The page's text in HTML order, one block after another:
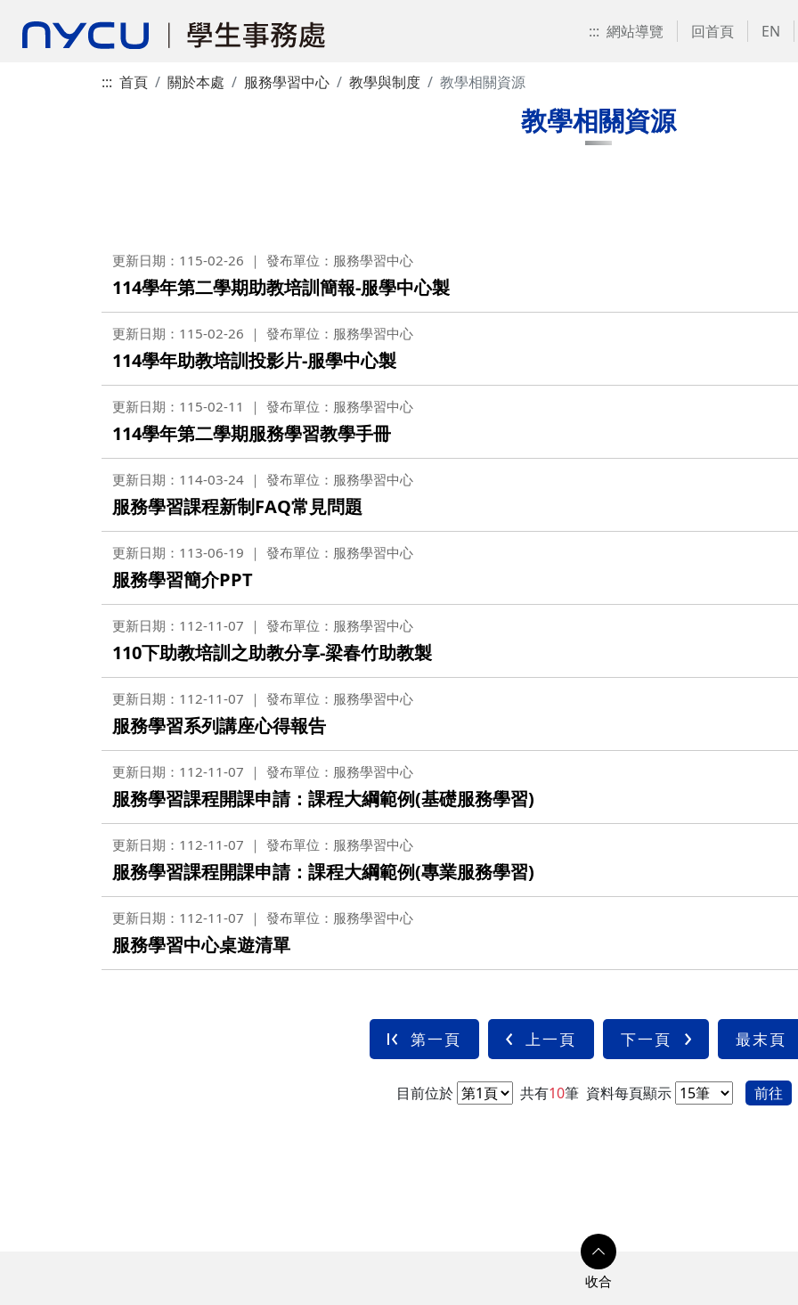
::: 網站導覽 回首頁 EN
::: 首頁 關於本處 服務學習中心 教學與制度 教學相關資源
教學相關資源
更新日期：115-02-26 發布單位：服務學習中心
114學年第二學期助教培訓簡報-服學中心製
更新日期：115-02-26 發布單位：服務學習中心
114學年助教培訓投影片-服學中心製
更新日期：115-02-11 發布單位：服務學習中心
114學年第二學期服務學習教學手冊
更新日期：114-03-24 發布單位：服務學習中心
服務學習課程新制FAQ常見問題
更新日期：113-06-19 發布單位：服務學習中心
服務學習簡介PPT
更新日期：112-11-07 發布單位：服務學習中心
110下助教培訓之助教分享-梁春竹助教製
更新日期：112-11-07 發布單位：服務學習中心
服務學習系列講座心得報告
更新日期：112-11-07 發布單位：服務學習中心
服務學習課程開課申請：課程大綱範例(基礎服務學習)
更新日期：112-11-07 發布單位：服務學習中心
服務學習課程開課申請：課程大綱範例(專業服務學習)
更新日期：112-11-07 發布單位：服務學習中心
服務學習中心桌遊清單
第一頁 上一頁 下一頁 最末頁
目前位於 共有10筆 資料每頁顯示 前往